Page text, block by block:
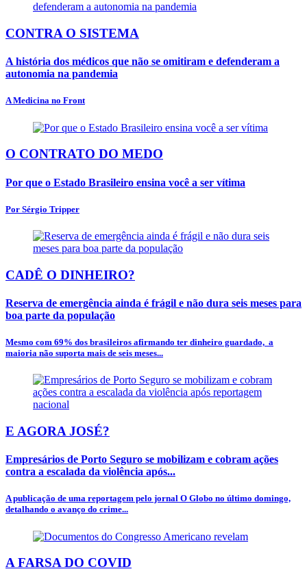
CONTRA O SISTEMA
A história dos médicos que não se omitiram e defenderam a
autonomia na pandemia
A Medicina no Front
O CONTRATO DO MEDO
Por que o Estado Brasileiro ensina você a ser vítima
Por Sérgio Tripper
CADÊ O DINHEIRO?
Reserva de emergência ainda é frágil e não dura seis meses para
boa parte da população
Mesmo com 69% dos brasileiros afirmando ter dinheiro guardado, a
maioria não suporta mais de seis meses...
E AGORA JOSÉ?
Empresários de Porto Seguro se mobilizam e cobram ações
contra a escalada da violência após...
A publicação de uma reportagem pelo jornal O Globo no último domingo,
detalhando o avanço do crime...
A FARSA DO COVID